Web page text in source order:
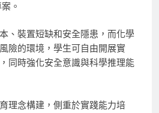
。
、裝置短缺和安全隱患，而化學
險的環境，學生可自由開展實
同時強化安全意識與科學推理能
理念構建，側重於實踐能力培